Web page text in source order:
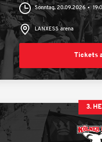
Sonntag, 20.09.2026
LANXESS arena
Tickets
3.